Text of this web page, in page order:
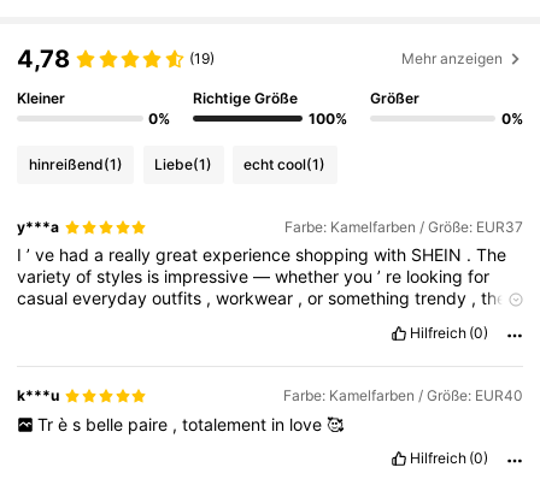
27K Follower
4,79 27K Follower
4,79 27K Follower
4,78 (19) Mehr anzeigen
Kleiner
0%
Richtige Größe
100%
Größer
0%
hinreißend(1) Liebe(1) echt cool(1)
y***a Farbe: Kamelfarben / Größe: EUR37
I’ve hada reallygreatexperienceshoppingwith SHEIN .The
varietyofstyles is impressive—whetheryou’ re lookingfor
casualeverydayoutfits ,workwear ,orsomethingtrendy ,there
photosandhelpful
customerreviewsthatmakepickingtherightsizemucheasier.
Hilfreich (0)
k***u Farbe: Kamelfarben / Größe: EUR40
Tr è s belle paire , totalement in love 🥰
Hilfreich (0)